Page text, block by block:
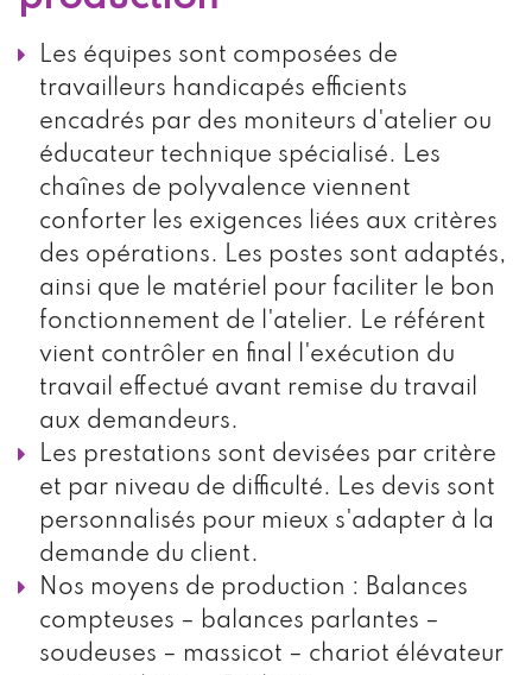
Les équipes sont composées de
travailleurs handicapés efficients
encadrés par des moniteurs d'atelier ou
éducateur technique spécialisé. Les
chaînes de polyvalence viennent
conforter les exigences liées aux critères
des opérations. Les postes sont adaptés,
ainsi que le matériel pour faciliter le bon
fonctionnement de l'atelier. Le référent
vient contrôler en final l'exécution du
travail effectué avant remise du travail
aux demandeurs.
Les prestations sont devisées par critère
et par niveau de difficulté. Les devis sont
personnalisés pour mieux s'adapter à la
demande du client.
Nos moyens de production : Balances
compteuses – balances parlantes –
soudeuses – massicot – chariot élévateur